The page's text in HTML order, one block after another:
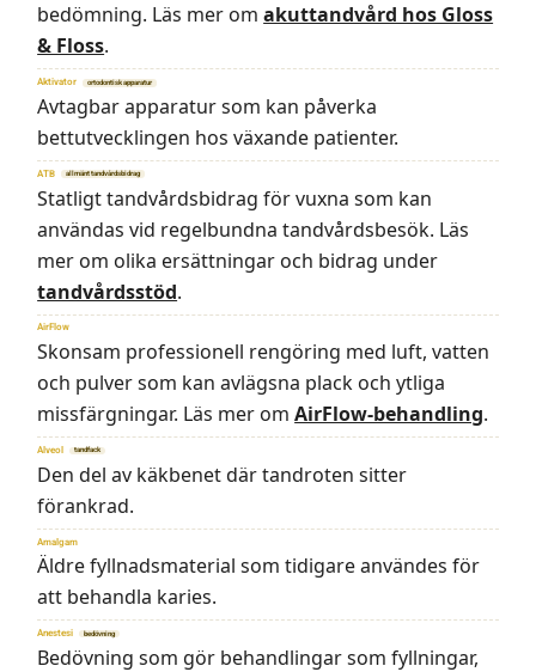
bedömning. Läs mer omakuttandvård hos Gloss
& Floss.
Aktivator ortodontisk apparatur
Avtagbar apparatur som kan påverka
bettutvecklingen hos växande patienter.
ATB allmänt tandvårdsbidrag
Statligt tandvårdsbidrag för vuxna som kan
användas vid regelbundna tandvårdsbesök. Läs
mer om olika ersättningar och bidrag under
tandvårdsstöd.
AirFlow
Skonsam professionell rengöring med luft, vatten
och pulver som kan avlägsna plack och ytliga
missfärgningar. Läs mer omAirFlow-behandling.
Alveol tandfack
Den del av käkbenet där tandroten sitter
förankrad.
Amalgam
Äldre fyllnadsmaterial som tidigare användes för
att behandla karies.
Anestesi bedövning
Bedövning som gör behandlingar som fyllningar,